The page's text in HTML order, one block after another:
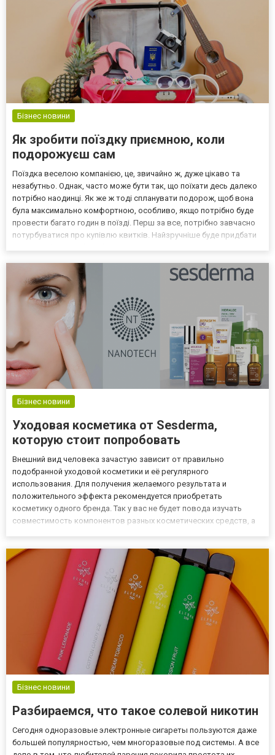
Бізнес новини
Як зробити поїздку приємною, коли
подорожуєш сам
Поїздка веселою компанією, це, звичайно ж, дуже цікаво та
незабутньо. Однак, часто може бути так, що поїхати десь далеко
потрібно наодинці. Як же ж тоді спланувати подорож, щоб вона
була максимально комфортною, особливо, якщо потрібно буде
провести багато годин в поїзді. Перш за все, потрібно завчасно
потурбуватися про купівлю квитків. Найзручніше буде придбати
Бізнес новини
Уходовая косметика от Sesderma,
которую стоит попробовать
Внешний вид человека зачастую зависит от правильно
подобранной уходовой косметики и её регулярного
использования. Для получения желаемого результата и
положительного эффекта рекомендуется приобретать
косметику одного бренда. Так у вас не будет повода изучать
совместимость компонентов разных косметических средств, а
продукции бренда Sesderma Se...
Бізнес новини
Разбираемся, что такое солевой никотин
Сегодня одноразовые электронные сигареты пользуются даже
большей популярностью, чем многоразовые под системы. А все